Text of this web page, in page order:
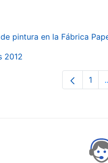
pintura en la Fábrica
2012
1